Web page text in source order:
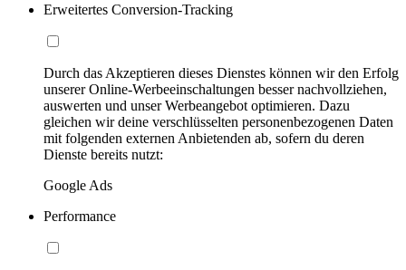
Erweitertes Conversion-Tracking
Durch das Akzeptieren dieses Dienstes können wir den Erfolg
unserer Online-Werbeeinschaltungen besser nachvollziehen,
auswerten und unser Werbeangebot optimieren. Dazu
gleichen wir deine verschlüsselten personenbezogenen Daten
mit folgenden externen Anbietenden ab, sofern du deren
Dienste bereits nutzt:
Google Ads
Performance